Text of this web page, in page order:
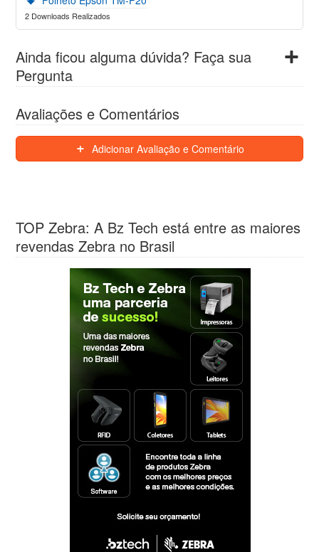
2 Downloads Realizados
Ainda ficou alguma dúvida? Faça sua
Pergunta
Avaliações e Comentários
Adicionar Avaliação e Comentário
TOP Zebra: A Bz Tech está entre as maiores
revendas Zebra no Brasil